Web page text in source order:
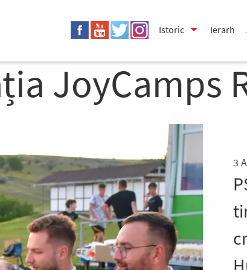
Istoric Ierarh
JoyCamps
3